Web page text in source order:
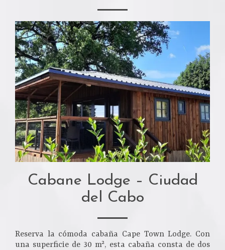
Cabane Lodge – Ciudad
del Cabo
Reserva la cómoda cabaña Cape Town Lodge. Con
una superficie de 30 m², esta cabaña consta de dos